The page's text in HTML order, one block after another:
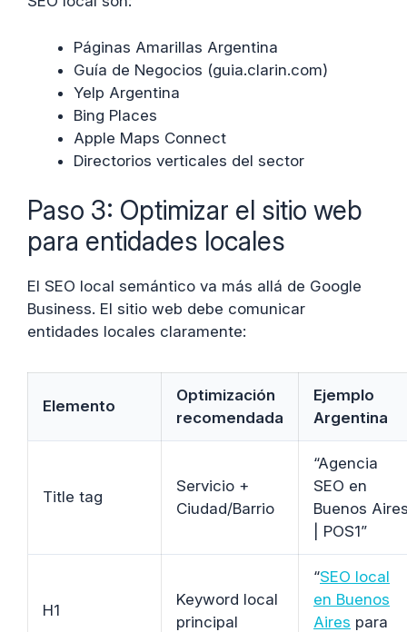
Páginas Amarillas Argentina
Guía de Negocios (guia.clarin.com)
Yelp Argentina
Bing Places
Apple Maps Connect
Directorios verticales del sector
Paso 3: Optimizar el sitio web
para entidades locales
El SEO local semántico va más allá de Google
Business. El sitio web debe comunicar
entidades locales claramente:
Elemento
Optimización
recomendada
Ejemplo
Argentina
Title tag
Servicio +
Ciudad/Barrio
“Agencia
SEO en
Buenos
| POS1”
H1
Keyword local
principal
“SEO local
en Buenos
Aires para